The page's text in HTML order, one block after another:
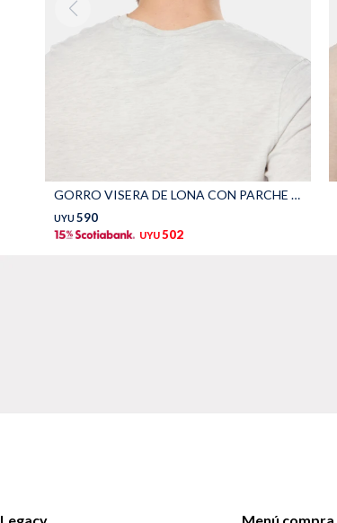
GORRO VISERA DE LONA CON PARCHE - Negro
UYU 590
UYU502